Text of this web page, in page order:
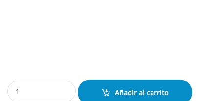
Almohadilla Shiny S524 - S524D cantidad
Añadir al carrito